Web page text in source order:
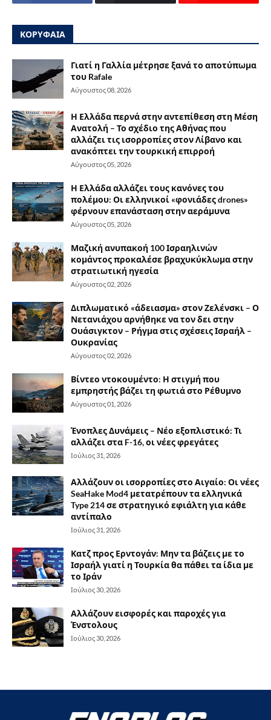
ΚΟΡΥΦΑΙΑ
Γιατί η Γαλλία μέτρησε ξανά το αποτύπωμα
του Rafale
Αύγουστος 08, 2026
Η Ελλάδα περνά στην αντεπίθεση στη Μέση
Ανατολή – Το σχέδιο της Αθήνας που
αλλάζει τις ισορροπίες στον Λίβανο και
ανακόπτει την τουρκική επιρροή
Αύγουστος 05, 2026
Η Ελλάδα αλλάζει τους κανόνες του
πολέμου: Οι ελληνικοί «φονιάδες drones»
φέρνουν επανάσταση στην αεράμυνα
Αύγουστος 05, 2026
Μαζική ανυπακοή 100 Ισραηλινών
κομάντος προκαλέσε βραχυκύκλωμα στην
στρατιωτική ηγεσία
Αύγουστος 02, 2026
Διπλωματικό «άδειασμα» στον Ζελένσκι – Ο
Νετανιάχου αρνήθηκε να τον δει στην
Ουάσιγκτον – Ρήγμα στις σχέσεις Ισραήλ –
Ουκρανίας
Αύγουστος 02, 2026
Βίντεο ντοκουμέντο: Η στιγμή που
εμπρηστής βάζει τη φωτιά στο Ρέθυμνο
Αύγουστος 01, 2026
Ένοπλες Δυνάμεις – Νέο εξοπλιστικό: Τι
αλλάζει στα F-16, οι νέες φρεγάτες
Ιούλιος 31, 2026
Αλλάζουν οι ισορροπίες στο Αιγαίο: Οι νέες
SeaHake Mod4 μετατρέπουν τα ελληνικά
Type 214 σε στρατηγικό εφιάλτη για κάθε
αντίπαλο
Ιούλιος 31, 2026
Κατζ προς Ερντογάν: Μην τα βάζεις με το
Ισραήλ γιατί η Τουρκία θα πάθει τα ίδια με
το Ιράν
Ιούλιος 30, 2026
Αλλάζουν εισφορές και παροχές για
Ένστολους
Ιούλιος 30, 2026